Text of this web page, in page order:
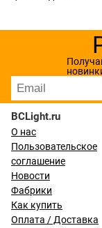
BCLight.ru
О нас
Пользовательское
соглашение
Новости
Фабрики
Как купить
Оплата / Доставка